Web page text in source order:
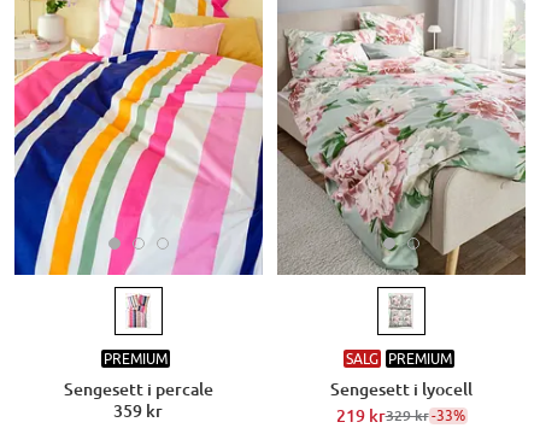
PREMIUM
Sengesett i percale
359 kr
SALG PREMIUM
Sengesett i lyocell
219 kr329 kr-33%